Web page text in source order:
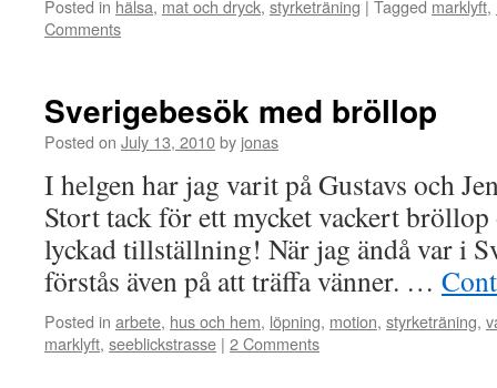
Posted in hälsa, mat och dryck, styrketräning | Tagged marklyft,
Comments
Sverigebesök med bröllop
Posted on July 13, 2010by jonas
I helgen har jag varit på Gustavs och
Stort tack för ett mycket vackert
lyckad tillställning! När jag ändå var i
förstås även på att träffa vänner. …
Posted in arbete, hus och hem, löpning, motion, styrketräning,
marklyft, seeblickstrasse | 2 Comments